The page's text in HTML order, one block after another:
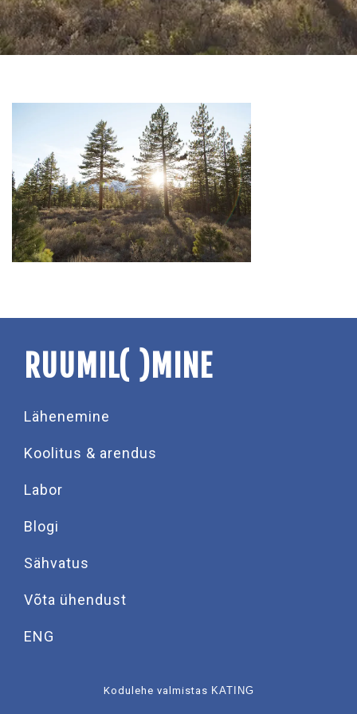
RUUMIL( )MINE
Lähenemine
Koolitus & arendus
Labor
Blogi
Sähvatus
Võta ühendust
ENG
Kodulehe valmistas KATING